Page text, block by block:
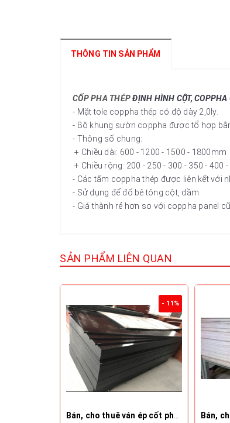
THÔNG TIN SẢN PHẨM
CỐP PHA THÉPĐỊNH HÌNH CỘT, COPPHA
- Mặt tole coppha thép có độ dày 2,0ly.
- Bộ khung sườn coppha được tổ hợp
- Thông số chung:
+ Chiều dài: 600 - 1200 - 1500 - 1800mm
+ Chiều rộng: 200 - 250 - 300 - 350 - 400
- Các tấm coppha thép được liên kết với
- Sử dụng để đổ bê tông cột, dầm.
- Giá thành rẻ hơn so với coppha panel
SẢN PHẨM LIÊN QUAN
- 11%